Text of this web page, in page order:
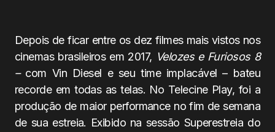
Depois de ficar entre os dez filmes mais vistos nos
cinemas brasileiros em 2017, Velozes e Furiosos 8
– com Vin Diesel e seu time implacável – bateu
recorde em todas as telas. No Telecine Play, foi a
produção de maior performance no fim de semana
de sua estreia. Exibido na sessão Superestreia do